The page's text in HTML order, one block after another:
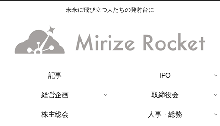
未来に飛び立つ人たちの発射台に
記事 IPO
経営企画 取締役会
株主総会 人事・総務